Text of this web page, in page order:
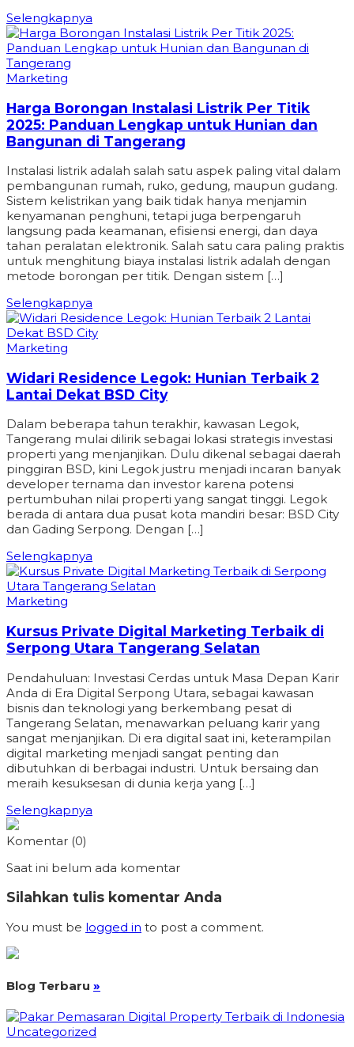
Selengkapnya
Marketing
Harga Borongan Instalasi Listrik Per Titik
2025: Panduan Lengkap untuk Hunian dan
Bangunan di Tangerang
Instalasi listrik adalah salah satu aspek paling vital dalam
pembangunan rumah, ruko, gedung, maupun gudang.
Sistem kelistrikan yang baik tidak hanya menjamin
kenyamanan penghuni, tetapi juga berpengaruh
langsung pada keamanan, efisiensi energi, dan daya
tahan peralatan elektronik. Salah satu cara paling praktis
untuk menghitung biaya instalasi listrik adalah dengan
metode borongan per titik. Dengan sistem […]
Selengkapnya
Marketing
Widari Residence Legok: Hunian Terbaik 2
Lantai Dekat BSD City
Dalam beberapa tahun terakhir, kawasan Legok,
Tangerang mulai dilirik sebagai lokasi strategis investasi
properti yang menjanjikan. Dulu dikenal sebagai daerah
pinggiran BSD, kini Legok justru menjadi incaran banyak
developer ternama dan investor karena potensi
pertumbuhan nilai properti yang sangat tinggi. Legok
berada di antara dua pusat kota mandiri besar: BSD City
dan Gading Serpong. Dengan […]
Selengkapnya
Marketing
Kursus Private Digital Marketing Terbaik di
Serpong Utara Tangerang Selatan
Pendahuluan: Investasi Cerdas untuk Masa Depan Karir
Anda di Era Digital Serpong Utara, sebagai kawasan
bisnis dan teknologi yang berkembang pesat di
Tangerang Selatan, menawarkan peluang karir yang
sangat menjanjikan. Di era digital saat ini, keterampilan
digital marketing menjadi sangat penting dan
dibutuhkan di berbagai industri. Untuk bersaing dan
meraih kesuksesan di dunia kerja yang […]
Selengkapnya
Komentar (0)
Saat ini belum ada komentar
Silahkan tulis komentar Anda
You must be logged in to post a comment.
Blog Terbaru »
Uncategorized